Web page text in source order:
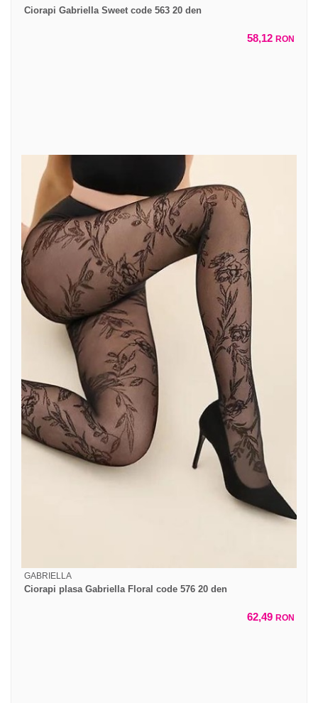
Ciorapi Gabriella Sweet code 563 20 den
58,12 RON
GABRIELLA
Ciorapi plasa Gabriella Floral code 576 20 den
62,49 RON